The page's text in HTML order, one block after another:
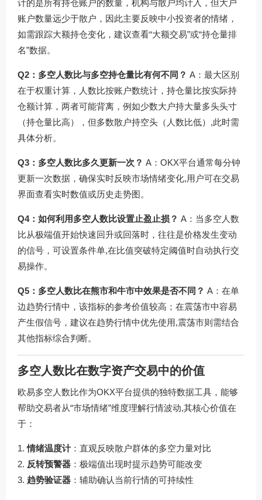
计的是所有持仓账户的数量，机构与散户均计入，但大户
账户数量远少于散户，因此主要反映中小投资者的情绪，
如需跟踪大额持仓变化，建议查看“大额交易”或“持仓量排
名”数据。
Q2：多空人数比与多空持仓量比有何不同？ A：最大区别
在于权重计算，人数比按账户数统计，持仓量比按实际持
仓额计算，两者可能背离，例如少数大户持大量多头头寸
（持仓量比高），但多数散户持空头（人数比低）,此时需
具体分析。
Q3：多空人数比多久更新一次？ A：OKX平台通常每分钟
更新一次数据，确保实时反映市场情绪变化,用户可在交易
界面查看实时数值或历史走势图。
Q4：如何利用多空人数比设置止盈止损？ A：当多空人数
比从极端值开始快速回升或回落时，往往是价格发生变动
的信号，可设置条件单,在比值突破特定阈值时自动执行交
易操作。
Q5：多空人数比在熊市和牛市中效果是否不同？ A：在单
边趋势行情中，该指标的参考价值较高；在震荡市中容易
产生假信号，建议在趋势行情中优先使用,震荡市则需结合
其他指标综合判断。
多空人数比在数字资产交易中的价值
欧易多空人数比作为OKX平台提供的独特数据工具，能够
帮助交易者从“市场情绪”维度理解行情波动,其核心价值在
于：
情绪温度计：直观反映散户群体的多空力量对比
反转预警器 ：极端值出现时提示趋势可能改变
趋势验证器 ：辅助确认当前行情的可持续性